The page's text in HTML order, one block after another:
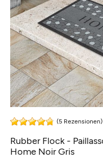
(5 Rezensionen)
Rubber Flock -
Home Noir Gris